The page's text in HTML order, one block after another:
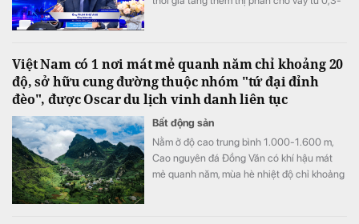
Việt Nam có 1 nơi mát mẻ quanh năm chỉ khoảng 20
độ, sở hữu cung đường thuộc nhóm "tứ đại đỉnh
đèo", được Oscar du lịch vinh danh liên tục
Bất động sản
Nằm ở độ cao trung bình 1.000-1.600 m,
Cao nguyên đá Đồng Văn có khí hậu mát
mẻ quanh năm, mùa hè nhiệt độ chỉ khoảng